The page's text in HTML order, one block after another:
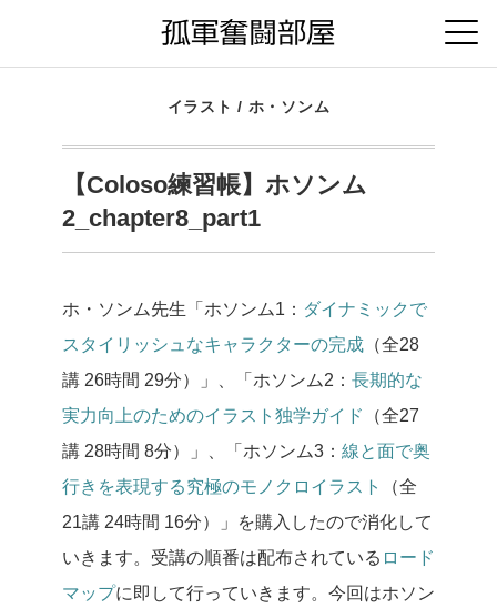
イラスト / ホ・ソンム
【Coloso練習帳】ホソンム
2_chapter8_part1
ホ・ソンム先生「ホソンム1： ダイナミックで
スタイリッシュなキャラクターの完成 （全28
講 26時間 29分）」、「ホソンム2： 長期的な
実力向上のためのイラスト独学ガイド
（全27
講 28時間 8分）」、「ホソンム3： 線と面で奥
行きを表現する究極のモノクロイラスト
（全
21講 24時間 16分）」を購入したので消化して
いきます。受講の順番は配布されている ロード
マップに即して行っていきます。今回はホソン